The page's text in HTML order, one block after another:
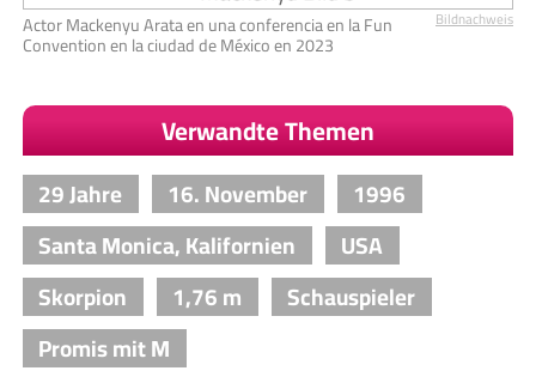
Bildnachweis
Actor Mackenyu Arata en una conferencia en la Fun
Convention en la ciudad de México en 2023
Verwandte Themen
29 Jahre 16. November
1996
Santa Monica, Kalifornien
USA
Skorpion
1,76 m
Schauspieler
Promis mit M